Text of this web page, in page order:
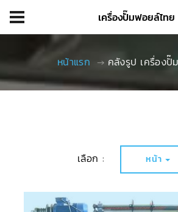
เครื่องปั๊มฟอยล์ไทย
หน้าแรก คลังรูป เครื่องปั๊
เลือก : หน้า